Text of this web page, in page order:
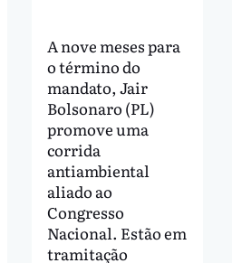
A nove meses para
o término do
mandato, Jair
Bolsonaro (PL)
promove uma
corrida
antiambiental
aliado ao
Congresso
Nacional. Estão em
tramitação